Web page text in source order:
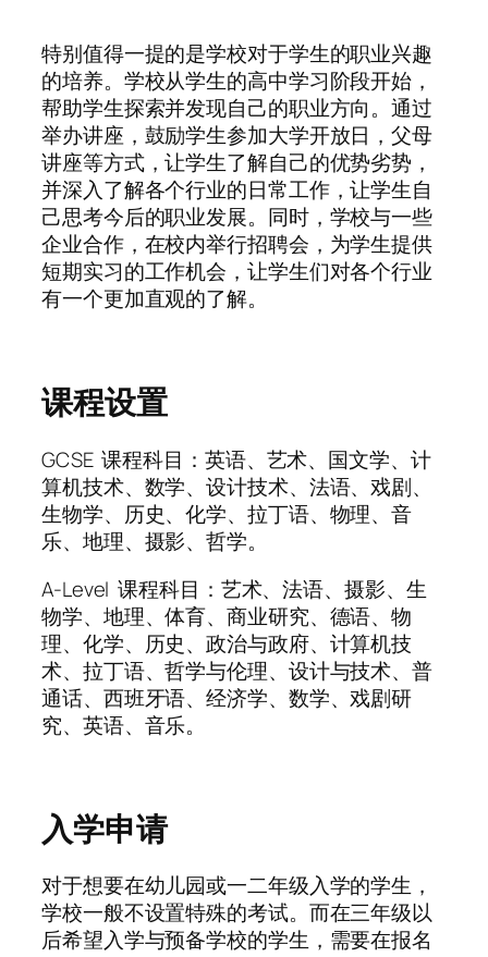
特别值得一提的是学校对于学生的职业兴趣
的培养。学校从学生的高中学习阶段开始，
帮助学生探索并发现自己的职业方向。通过
举办讲座，鼓励学生参加大学开放日，父母
讲座等方式，让学生了解自己的优势劣势，
并深入了解各个行业的日常工作，让学生自
己思考今后的职业发展。同时，学校与一些
企业合作，在校内举行招聘会，为学生提供
短期实习的工作机会，让学生们对各个行业
有一个更加直观的了解。
课程设置
GCSE 课程科目：英语、艺术、国文学、计
算机技术、数学、设计技术、法语、戏剧、
生物学、历史、化学、拉丁语、物理、音
乐、地理、摄影、哲学。
A-Level 课程科目：艺术、法语、摄影、生
物学、地理、体育、商业研究、德语、物
理、化学、历史、政治与政府、计算机技
术、拉丁语、哲学与伦理、设计与技术、普
通话、西班牙语、经济学、数学、戏剧研
究、英语、音乐。
入学申请
对于想要在幼儿园或一二年级入学的学生，
学校一般不设置特殊的考试。而在三年级以
后希望入学与预备学校的学生，需要在报名